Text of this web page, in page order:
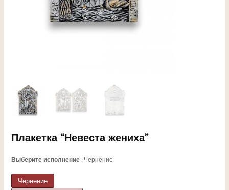
Плакетка “Невеста жениха”
Выберите исполнение Чернение
Чернение